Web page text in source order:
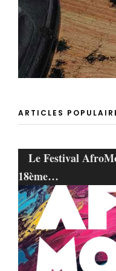
ARTICLES
Le Festival
18ème…